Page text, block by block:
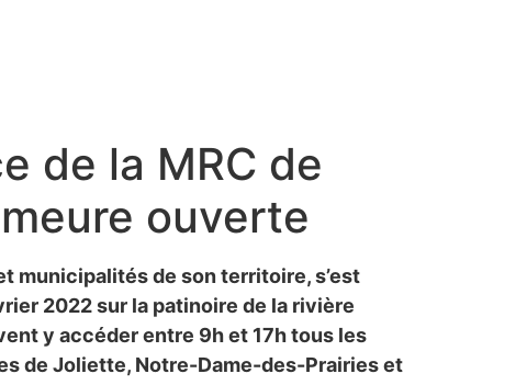
de la MRC de
ouverte
municipalités de son territoire, s’est
2022 sur la patinoire de la rivière
y accéder entre 9h et 17h tous les
de Joliette, Notre-Dame-des-Prairies et